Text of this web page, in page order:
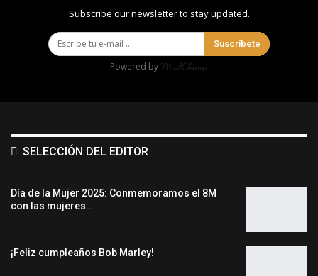
Subscribe our newsletter to stay updated.
Suscríbete
Powered by
SELECCIÓN DEL EDITOR
Día de la Mujer 2025: Conmemoramos el 8M
con las mujeres…
¡Feliz cumpleaños Bob Marley!